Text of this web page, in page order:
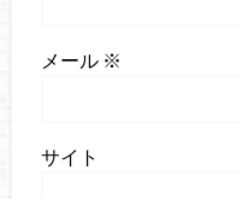
メール ※
サイト